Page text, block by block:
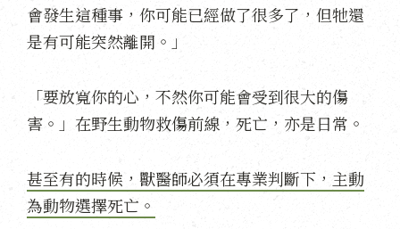
會發生這種事，你可能已經做了很多了，但牠還
是有可能突然離開。」
「要放寬你的心，不然你可能會受到很大的傷
害。」在野生動物救傷前線，死亡，亦是日常。
甚至有的時候，獸醫師必須在專業判斷下，主動
為動物選擇死亡。